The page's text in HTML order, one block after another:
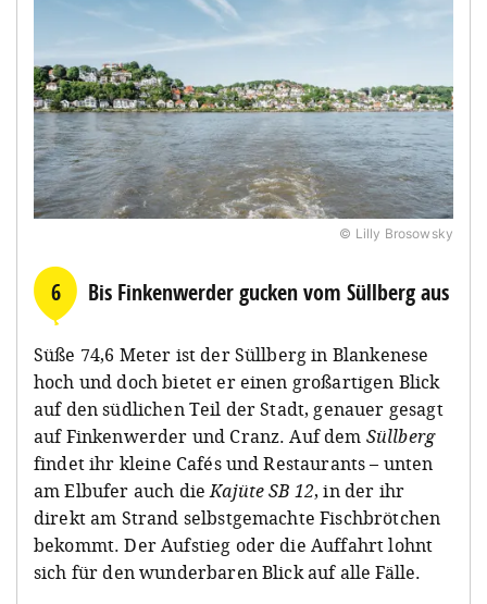
© Lilly Brosowsky
6 Bis Finkenwerder gucken vom Süllberg aus
Süße 74,6 Meter ist der Süllberg in Blankenese
hoch und doch bietet er einen großartigen Blick
auf den südlichen Teil der Stadt, genauer gesagt
auf Finkenwerder und Cranz. Auf dem Süllberg
findet ihr kleine Cafés und Restaurants – unten
am Elbufer auch dieKajüte SB 12, in der ihr
direkt am Strand selbstgemachte Fischbrötchen
bekommt. Der Aufstieg oder die Auffahrt lohnt
sich für den wunderbaren Blick auf alle Fälle.